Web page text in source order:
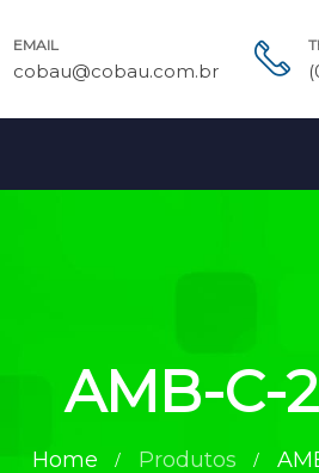
EMAIL
cobau@cobau.com.br
AMB-C-
Home Produtos